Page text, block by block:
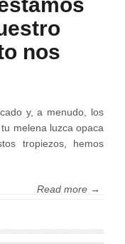
nos
y, a menudo, los
melena luzca opaca
tropiezos, hemos
Read more →